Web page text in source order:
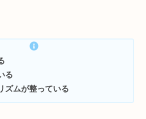
る
ズムが整っている